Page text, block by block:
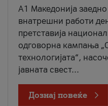
A1 Македонија
внатрешни работи
претставија
одговорна кампања
технологијата“,
јавната свест...
Дознај повеќе